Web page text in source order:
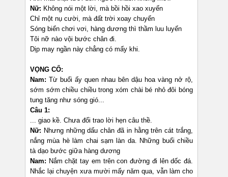
Nữ: Không nói một lời, mà bồi hồi xao xuyến
Chỉ một nụ cười, mà đất trời xoay chuyển
Sóng biển chơi vơi, hàng dương thì thầm luu luyến
Tôi nỡ nào vội bước chân đi.
Dịp may ngần này chẳng có mấy khi.
VỌNG CỔ:
Nam: Từ buổi ấy quen nhau bên dậu hoa vàng nở rộ,
sớm sớm chiều chiều trong xóm chài bé nhỏ đôi bóng
tung tăng như sóng gió...
Câu 1:
... giao kề. Chưa đổi trao lời hẹn câu thề.
Nữ: Nhưng những dấu chân đã in hằng trên cát trắng,
nắng mùa hè làm chai sạm làn da. Những buổi chiều
tà dạo bước giữa hàng dương
Nam: Nắm chặt tay em trên con đường đi lên dốc đá.
Nhắc lại chuyện xưa mười mấy năm qua, vẫn làm cho